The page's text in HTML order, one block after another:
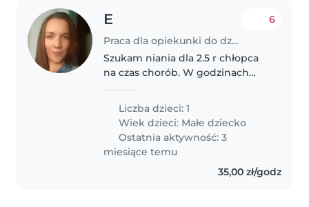
E
Praca dla opiekunki do dziecka w Dąbrowa Górnicza
6
Szukam niania dla 2.5 r chłopca
na czas chorób. W godzinach
Liczba dzieci: 1
Wiek dzieci: Małe dziecko
Ostatnia aktywność: 3
miesiące temu
35,00 zł/godz